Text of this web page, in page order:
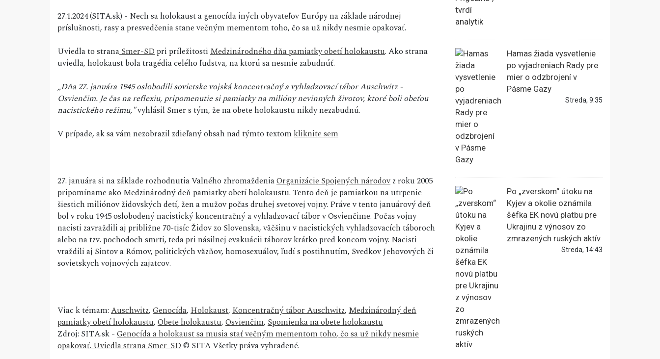
27.1.2024 (SITA.sk) - Nech sa holokaust a genocída iných obyvateľov Európy na základe národnej
príslušnosti, rasy a presvedčenia stane večným mementom toho, čo sa už nikdy nesmie opakovať.
Uviedla to stranaSmer-SDpri príležitostiMedzinárodného dňa pamiatky obetí holokaustu. Ako strana
uviedla, holokaust bola tragédia celého ľudstva, na ktorú sa nesmie zabudnúť.
„Dňa 27. januára 1945 oslobodili sovietske vojská koncentračný a vyhladzovací tábor Auschwitz -
Osvienčim. Je čas na reflexiu, pripomenutie si pamiatky na milióny nevinných životov, ktoré boli obeťou
nacistického režimu,"vyhlásil Smer s tým, že na obete holokaustu nikdy nezabudnú.
V prípade, ak sa vám nezobrazil zdieľaný obsah nad týmto textomkliknite sem
27. januára si na základe rozhodnutia Valného zhromaždeniaOrganizácie Spojených národovz roku 2005
pripomíname ako Medzinárodný deň pamiatky obetí holokaustu. Tento deň je pamiatkou na utrpenie
šiestich miliónov židovských detí, žen a mužov počas druhej svetovej vojny. Práve v tento januárový deň
bol v roku 1945 oslobodený nacistický koncentračný a vyhladzovací tábor v Osvienčime. Počas vojny
nacisti zavraždili aj približne 70-tisíc Židov zo Slovenska, väčšinu v nacistických vyhladzovacích táboroch
alebo na tzv. pochodoch smrti, teda pri násilnej evakuácii táborov krátko pred koncom vojny. Nacisti
vraždili aj Sintov a Rómov, politických väzňov, homosexuálov, ľudí s postihnutím, Svedkov Jehovových či
sovietskych vojnových zajatcov.
Viac k témam:Auschwitz,Genocída,Holokaust,Koncentračný tábor Auschwitz,Medzinárodný deň
pamiatky obetí holokaustu,Obete holokaustu,Osvienčim,Spomienka na obete holokaustu
Zdroj: SITA.sk -Genocída a holokaust sa musia stať večným mementom toho, čo sa už nikdy nesmie
opakovať. Uviedla strana Smer-SD© SITA Všetky práva vyhradené.
Hamas žiada vysvetlenie
po vyjadreniach Rady pre
mier o odzbrojení v
Pásme Gazy
Streda, 9:35
Po „zverskom“ útoku na
Kyjev a okolie oznámila
šéfka EK novú platbu pre
Ukrajinu z výnosov zo
zmrazených ruských aktív
Streda, 14:43